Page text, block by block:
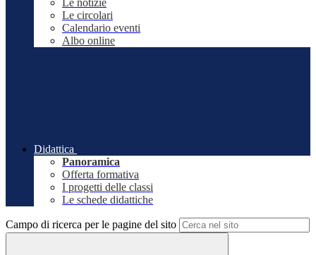
Le notizie
Le circolari
Calendario eventi
Albo online
Didattica
Panoramica
Offerta formativa
I progetti delle classi
Le schede didattiche
Campo di ricerca per le pagine del sito